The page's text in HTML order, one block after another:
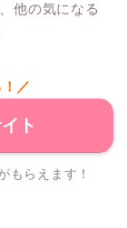
他の気になる
／
ト
もらえます！